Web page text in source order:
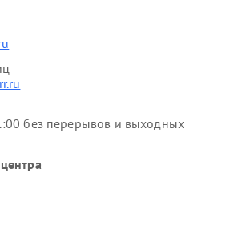
без перерывов и выходных